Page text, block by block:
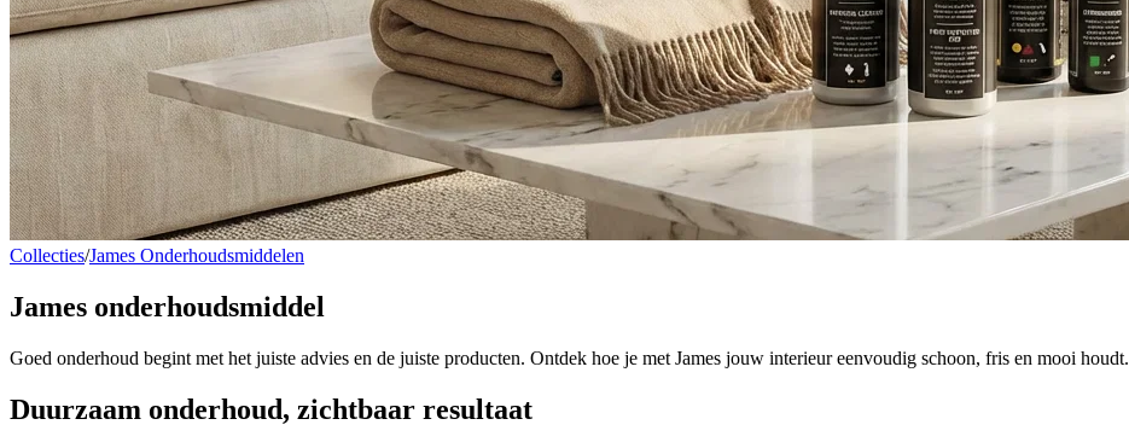
Collecties/James Onderhoudsmiddelen
James onderhoudsmiddel
Goed onderhoud begint met het juiste advies en de juiste producten. Ontdek hoe je met James jouw interieur eenvoudig schoon, fris en mooi houdt.
Duurzaam onderhoud, zichtbaar resultaat